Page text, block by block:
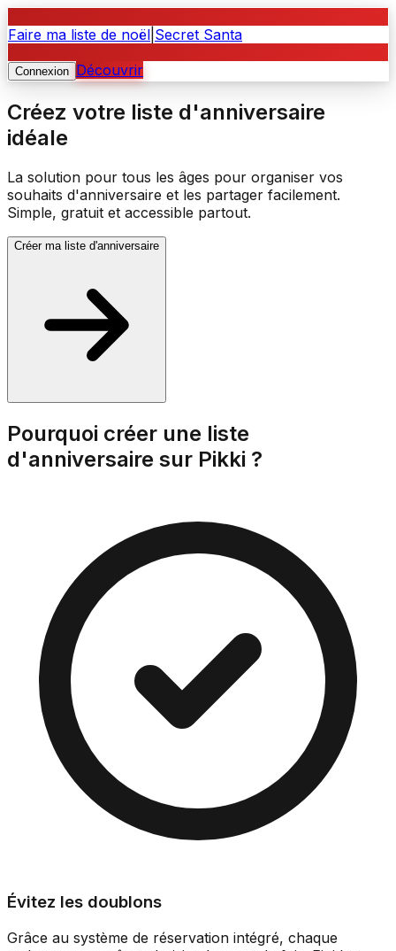
Faire ma liste de noël Secret Santa
Connexion Découvrir
Créez votre liste d'anniversaire
idéale
La solution pour tous les âges pour organiser vos
souhaits d'anniversaire et les partager facilement.
Simple, gratuit et accessible partout.
Créer ma liste d'anniversaire
Pourquoi créer une liste
d'anniversaire sur Pikki ?
Évitez les doublons
Grâce au système de réservation intégré, chaque